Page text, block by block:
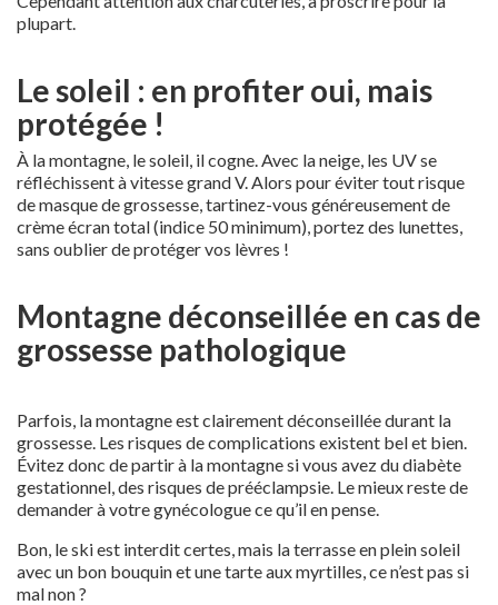
plupart.
Le soleil : en profiter oui, mais
protégée !
À la montagne, le soleil, il cogne. Avec la neige, les UV se
réfléchissent à vitesse grand V. Alors pour éviter tout risque
de masque de grossesse, tartinez-vous généreusement de
crème écran total (indice 50 minimum), portez des lunettes,
sans oublier de protéger vos lèvres !
Montagne déconseillée en cas de
grossesse pathologique
Parfois, la montagne est clairement déconseillée durant la
grossesse. Les risques de complications existent bel et bien.
Évitez donc de partir à la montagne si vous avez du diabète
gestationnel, des risques de prééclampsie. Le mieux reste de
demander à votre gynécologue ce qu’il en pense.
Bon, le ski est interdit certes, mais la terrasse en plein soleil
avec un bon bouquin et une tarte aux myrtilles, ce n’est pas si
mal non ?